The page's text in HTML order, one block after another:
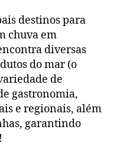
destinos para
chuva em
diversas
do mar (o
de
gastronomia,
e regionais, além
garantindo